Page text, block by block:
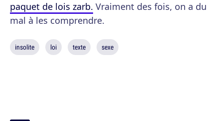
paquet de lois zarb. Vraiment des fois, on a du
mal à les comprendre.
insolite loi texte sexe